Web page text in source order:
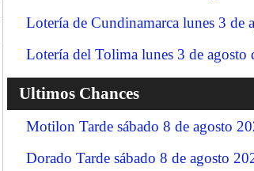
Lotería de Cundinamarca lunes 3 de
Lotería del Tolima lunes 3 de agosto
Ultimos Chances
Motilon Tarde sábado 8 de agosto
Dorado Tarde sábado 8 de agosto